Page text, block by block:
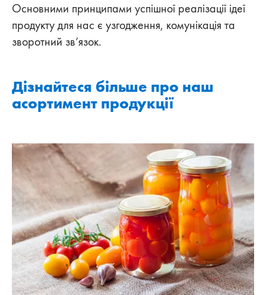
Основними принципами успішної реалізації ідеї
продукту для нас є узгодження, комунікація та
зворотний зв’язок.
Дізнайтеся більше про наш
асортимент продукції